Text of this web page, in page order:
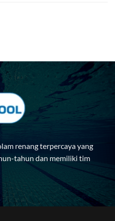
renang terpercaya yang
tahun dan memiliki tim